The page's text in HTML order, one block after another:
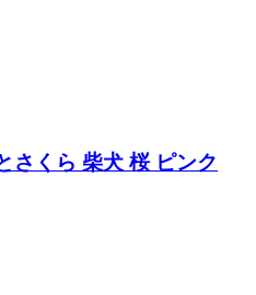
さくら 柴犬 桜 ピンク